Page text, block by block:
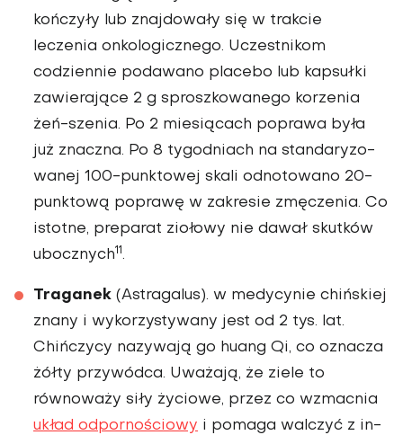
kończyły lub znajdowały się w trakcie
leczenia onkologicznego. Uczestni­kom
codziennie podawano placebo lub kapsułki
za­wierające 2 g sproszkowa­nego korzenia
żeń-szenia. Po 2 miesiącach poprawa była
już znaczna. Po 8 ty­godniach na standaryzo­
wanej 100-punktowej skali odnotowano 20-
punktową poprawę w zakresie zmę­czenia. Co
istotne, pre­parat ziołowy nie dawał skutków
ubocznych11.
Traganek (Astragalus). w medycynie chińskiej
znany i wykorzystywany jest od 2 tys. lat.
Chińczy­cy nazywają go huang Qi, co oznacza
żółty przy­wódca. Uważają, że ziele to
równoważy siły życio­we, przez co wzmacnia
układ odpornościowy i pomaga walczyć z in­